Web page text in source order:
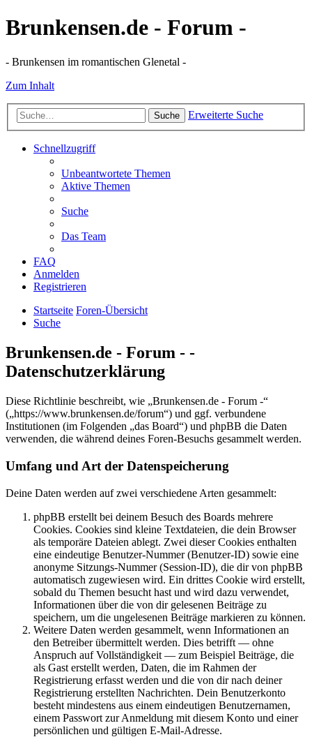
Brunkensen.de - Forum -
- Brunkensen im romantischen Glenetal -
Zum Inhalt
Suche Erweiterte Suche
Schnellzugriff
Unbeantwortete Themen
Aktive Themen
Suche
Das Team
FAQ
Anmelden
Registrieren
Startseite Foren-Übersicht
Suche
Brunkensen.de - Forum - -
Datenschutzerklärung
Diese Richtlinie beschreibt, wie „Brunkensen.de - Forum -“
(„https://www.brunkensen.de/forum“) und ggf. verbundene
Institutionen (im Folgenden „das Board“) und phpBB die Daten
verwenden, die während deines Foren-Besuchs gesammelt werden.
Umfang und Art der Datenspeicherung
Deine Daten werden auf zwei verschiedene Arten gesammelt:
phpBB erstellt bei deinem Besuch des Boards mehrere
Cookies. Cookies sind kleine Textdateien, die dein Browser
als temporäre Dateien ablegt. Zwei dieser Cookies enthalten
eine eindeutige Benutzer-Nummer (Benutzer-ID) sowie eine
anonyme Sitzungs-Nummer (Session-ID), die dir von phpBB
automatisch zugewiesen wird. Ein drittes Cookie wird erstellt,
sobald du Themen besucht hast und wird dazu verwendet,
Informationen über die von dir gelesenen Beiträge zu
speichern, um die ungelesenen Beiträge markieren zu können.
Weitere Daten werden gesammelt, wenn Informationen an
den Betreiber übermittelt werden. Dies betrifft — ohne
Anspruch auf Vollständigkeit — zum Beispiel Beiträge, die
als Gast erstellt werden, Daten, die im Rahmen der
Registrierung erfasst werden und die von dir nach deiner
Registrierung erstellten Nachrichten. Dein Benutzerkonto
besteht mindestens aus einem eindeutigen Benutzernamen,
einem Passwort zur Anmeldung mit diesem Konto und einer
persönlichen und gültigen E-Mail-Adresse.